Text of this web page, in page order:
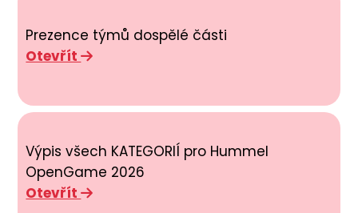
Prezence týmů dospělé části
Otevřít
Výpis všech KATEGORIÍ pro Hummel
OpenGame 2026
Otevřít